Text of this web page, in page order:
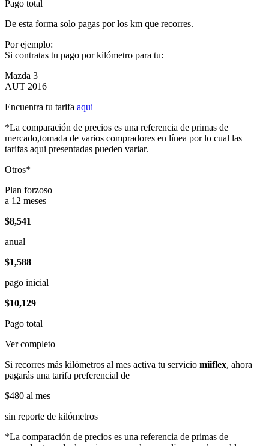
Pago total
De esta forma solo pagas por los km que recorres.
Por ejemplo:
Si contratas tu pago por kilómetro para tu:
Mazda 3
AUT 2016
Encuentra tu tarifa aqui
*La comparación de precios es una referencia de primas de
mercado,tomada de varios compradores en línea por lo cual las
tarifas aqui presentadas pueden variar.
Otros*
Plan forzoso
a 12 meses
$8,541
anual
$1,588
pago inicial
$10,129
Pago total
Ver completo
Si recorres más kilómetros al mes activa tu servicio miiflex, ahora
pagarás una tarifa preferencial de
$480 al mes
sin reporte de kilómetros
*La comparación de precios es una referencia de primas de